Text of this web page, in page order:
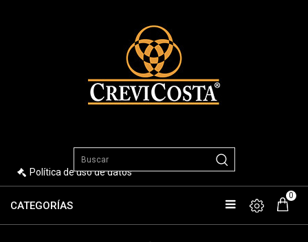
Política de uso de datos
CATEGORÍAS
0